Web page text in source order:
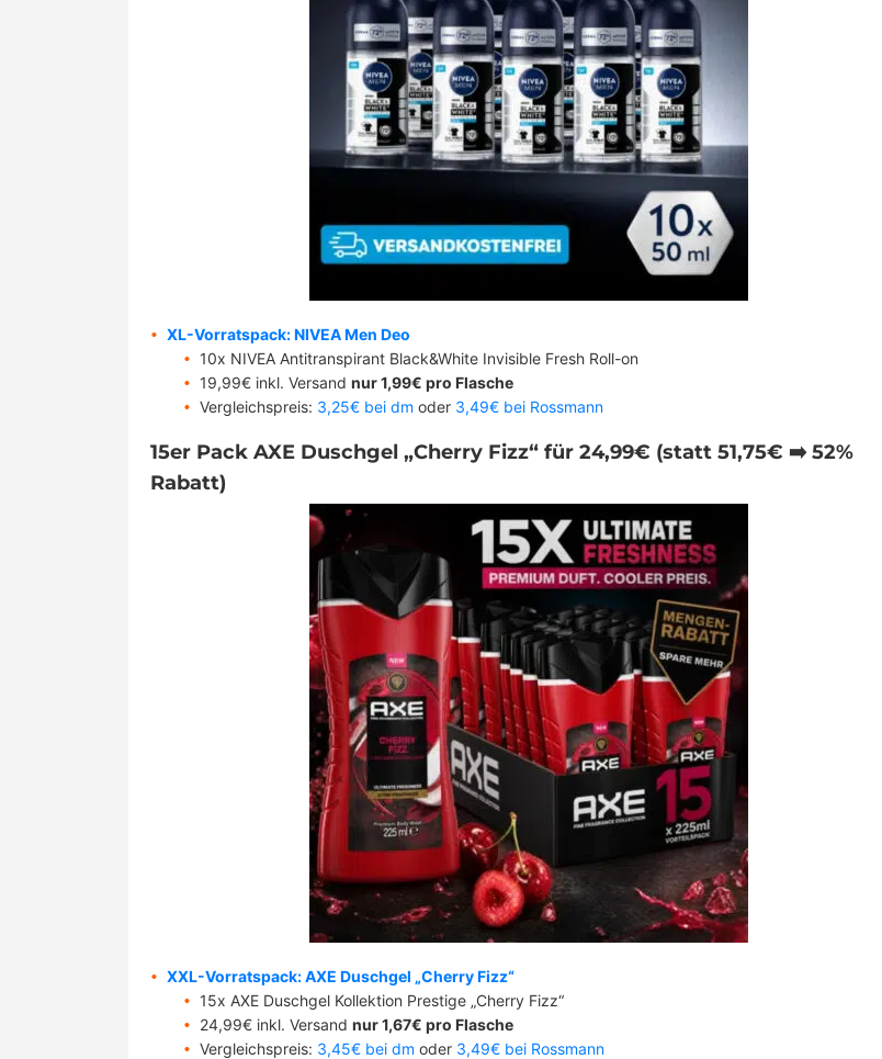
XL-Vorratspack: NIVEA Men Deo
10x NIVEA Antitranspirant Black&White Invisible Fresh Roll-on
19,99€ inkl. Versand nur 1,99€ pro Flasche
Vergleichspreis: 3,25€ bei dm oder 3,49€ bei Rossmann
15er Pack AXE Duschgel „Cherry Fizz“ für 24,99€ (statt 51,75€ ➡️ 52%
Rabatt)
XXL-Vorratspack: AXE Duschgel „Cherry Fizz“
15x AXE Duschgel Kollektion Prestige „Cherry Fizz“
24,99€ inkl. Versand nur 1,67€ pro Flasche
Vergleichspreis: 3,45€ bei dm oder 3,49€ bei Rossmann